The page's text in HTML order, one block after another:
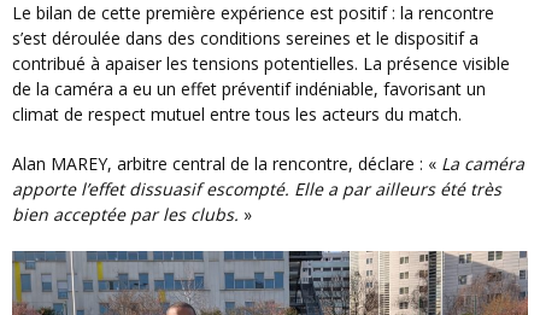
Le bilan de cette première expérience est positif : la rencontre
s’est déroulée dans des conditions sereines et le dispositif a
contribué à apaiser les tensions potentielles. La présence visible
de la caméra a eu un effet préventif indéniable, favorisant un
climat de respect mutuel entre tous les acteurs du match.
Alan MAREY, arbitre central de la rencontre, déclare : « La caméra
apporte l’effet dissuasif escompté. Elle a par ailleurs été très
bien acceptée par les clubs. »